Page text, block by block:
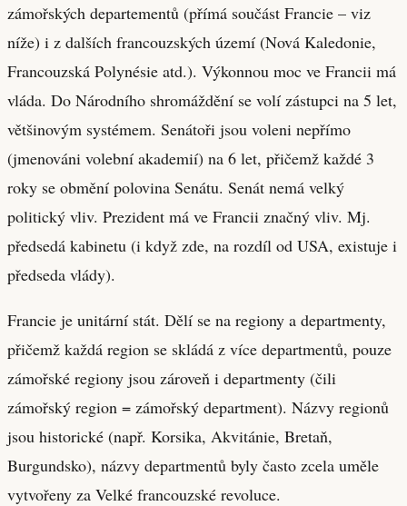
zámořských departementů (přímá součást Francie – viz
níže) i z dalších francouzských území (Nová Kaledonie,
Francouzská Polynésie atd.). Výkonnou moc ve Francii má
vláda. Do Národního shromáždění se volí zástupci na 5 let,
většinovým systémem. Senátoři jsou voleni nepřímo
(jmenováni volební akademií) na 6 let, přičemž každé 3
roky se obmění polovina Senátu. Senát nemá velký
politický vliv. Prezident má ve Francii značný vliv. Mj.
předsedá kabinetu (i když zde, na rozdíl od USA, existuje i
předseda vlády).
Francie je unitární stát. Dělí se na regiony a departmenty,
přičemž každá region se skládá z více departmentů, pouze
zámořské regiony jsou zároveň i departmenty (čili
zámořský region = zámořský department). Názvy regionů
jsou historické (např. Korsika, Akvitánie, Bretaň,
Burgundsko), názvy departmentů byly často zcela uměle
vytvořeny za Velké francouzské revoluce.